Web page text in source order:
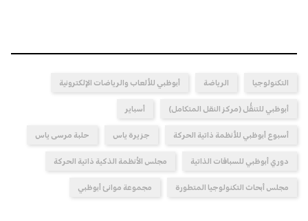
التكنولوجيا الرياضة أبوظبي للألعاب والرياضات الإلكترونية
أبوظبي للتنقُّل (مركز النقل المتكامل) أسباير
أسبوع أبوظبي للأنظمة ذاتية الحركة جزيرة ياس حلبة مرسى ياس
دوري أبوظبي للسباقات الذاتية مجلس الأنظمة الذكية ذاتية الحركة
مجلس أبحاث التكنولوجيا المتطورة مجموعة موانئ أبوظبي